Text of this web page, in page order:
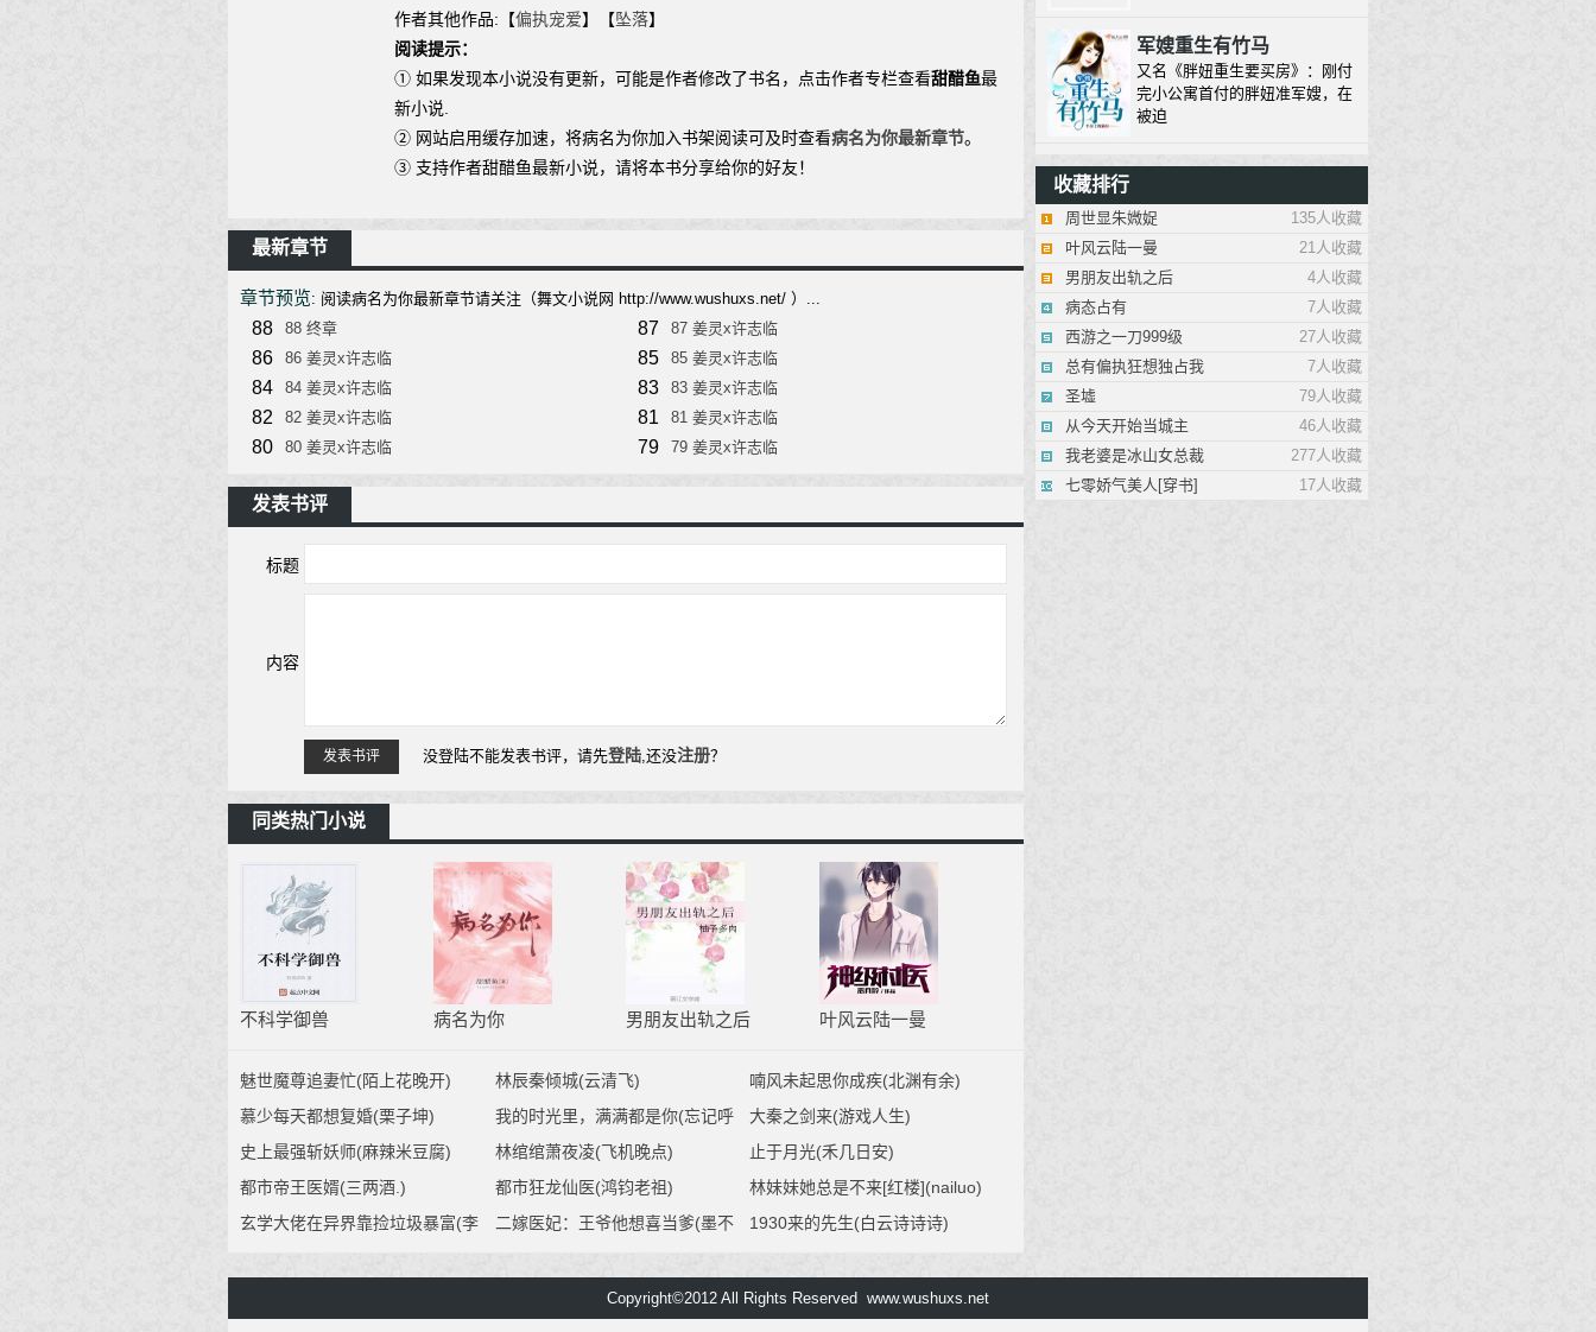
作者其他作品:【偏执宠爱】【坠落】
阅读提示：
① 如果发现本小说没有更新，可能是作者修改了书名，点击作者专栏查看甜醋鱼最
新小说.
② 网站启用缓存加速，将病名为你加入书架阅读可及时查看病名为你最新章节。
③ 支持作者甜醋鱼最新小说，请将本书分享给你的好友！
最新章节
章节预览: 阅读病名为你最新章节请关注（舞文小说网 http://www.wushuxs.net/ ）...
88 88 终章 87 87 姜灵x许志临
86 86 姜灵x许志临 85 85 姜灵x许志临
84 84 姜灵x许志临 83 83 姜灵x许志临
82 82 姜灵x许志临 81 81 姜灵x许志临
80 80 姜灵x许志临 79 79 姜灵x许志临
发表书评
标题
内容
发表书评 没登陆不能发表书评，请先登陆,还没注册？
同类热门小说
不科学御兽 病名为你 男朋友出轨之后 叶风云陆一曼
魅世魔尊追妻忙(陌上花晚开) 林辰秦倾城(云清飞)
喃风未起思你成疾(北渊有余)
慕少每天都想复婚(栗子坤)
我的时光里，满满都是你(忘记呼
吸的猫)
大秦之剑来(游戏人生)
史上最强斩妖师(麻辣米豆腐)
林绾绾萧夜凌(飞机晚点)
止于月光(禾几日安)
都市帝王医婿(三两酒.)
都市狂龙仙医(鸿钧老祖)
林妹妹她总是不来[红楼](nailuo)
玄学大佬在异界靠捡垃圾暴富(李
二嫁医妃：王爷他想喜当爹(墨不
1930来的先生(白云诗诗诗)
军嫂重生有竹马
又名《胖妞重生要买房》：刚付
完小公寓首付的胖妞准军嫂，在
被迫
1930来的先生
模特，想红的心溢出屏幕，三生
有幸
在全是怪异的事务所只有
我一个人类
死了拿出积蓄去办葬
最强渔民
我就是最强的渔民，这个世界
收藏排行
135人收藏
周世显朱媺娖
21人收藏
叶风云陆一曼
4人收藏
男朋友出轨之后
7人收藏
病态占有
27人收藏
西游之一刀999级
7人收藏
总有偏执狂想独占我
79人收藏
圣墟
46人收藏
从今天开始当城主
277人收藏
我老婆是冰山女总裁
17人收藏
七零娇气美人[穿书]
Copyright©2012 All Rights Reserved www.wushuxs.net